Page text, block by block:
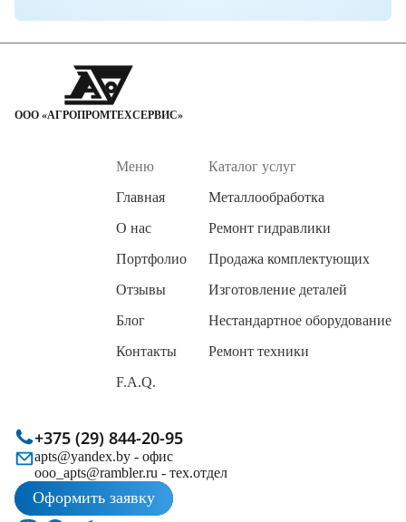
ООО «АГРОПРОМТЕХСЕРВИС»
Меню
Главная
О нас
Портфолио
Отзывы
Блог
Контакты
F.A.Q.
Каталог услуг
Металлообработка
Ремонт гидравлики
Продажа комплектующих
Изготовление деталей
Нестандартное оборудование
Ремонт техники
+375 (29) 844-20-95
apts@yandex.by - офис
ooo_apts@rambler.ru - тех.отдел
Оформить заявку